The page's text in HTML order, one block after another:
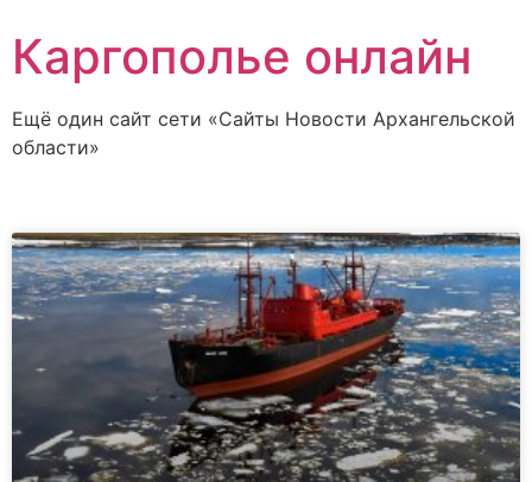
Каргополье онлайн
Ещё один сайт сети «Сайты Новости Архангельской
области»